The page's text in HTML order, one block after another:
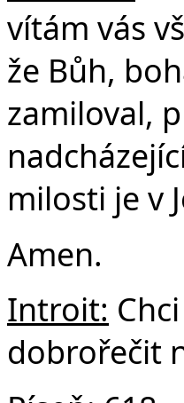
vítám vás
že Bůh,
zamiloval,
milosti je v
Amen.
Introit:
dobrořečit